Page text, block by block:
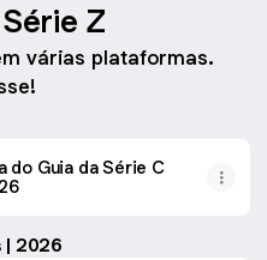
Z
várias plataformas.
do Guia da Série C
| 2026